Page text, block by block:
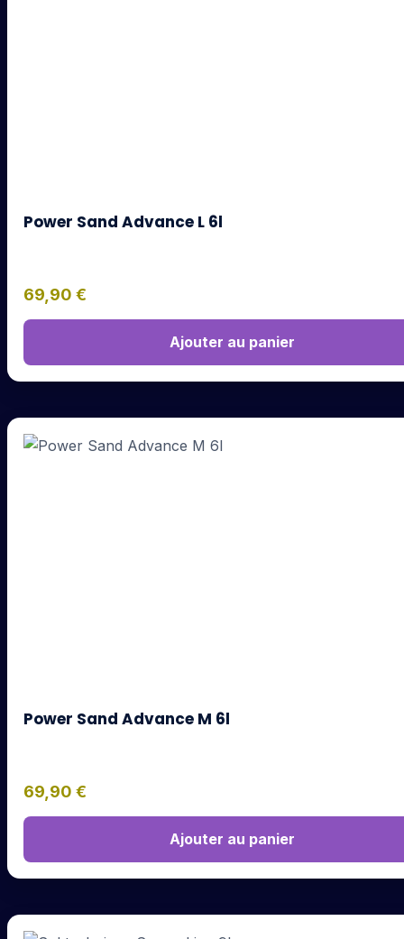
Power Sand Advance L 6l
69,90 €
Ajouter au panier
Power Sand Advance M 6l
69,90 €
Ajouter au panier